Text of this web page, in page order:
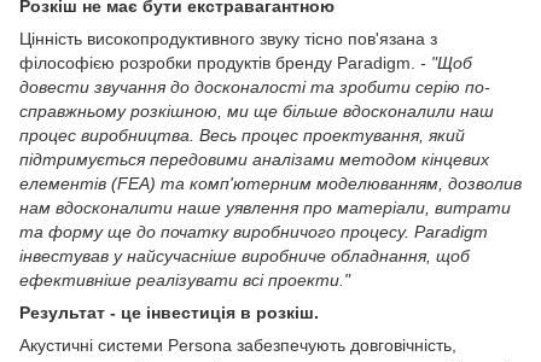
Розкіш не має бути екстравагантною
Цінність високопродуктивного звуку тісно пов'язана з
філософією розробки продуктів бренду Paradigm. - "Щоб
довести звучання до досконалості та зробити серію по-
справжньому розкішною, ми ще більше вдосконалили наш
процес виробництва. Весь процес проектування, який
підтримується передовими аналізами методом кінцевих
елементів (FEA) та комп'ютерним моделюванням, дозволив
нам вдосконалити наше уявлення про матеріали, витрати
та форму ще до початку виробничого процесу. Paradigm
інвестував у найсучасніше виробниче обладнання, щоб
ефективніше реалізувати всі проекти."
Результат - це інвестиція в розкіш.
Акустичні системи Persona забезпечують довговічність,